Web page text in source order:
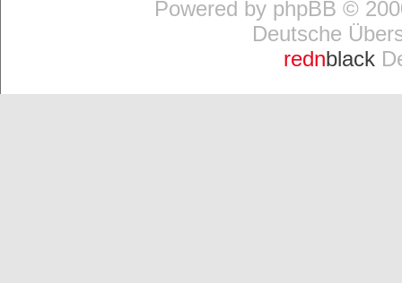
Powered by phpBB ©
Deutsche
rednblack